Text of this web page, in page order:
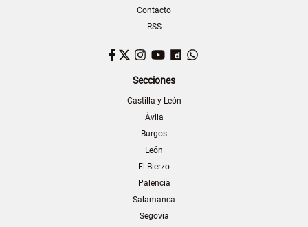
Contacto
RSS
Facebook
TwitterInstagram
YouTubeDailymotion
Secciones
Castilla y León
Ávila
Burgos
León
El Bierzo
Palencia
Salamanca
Segovia